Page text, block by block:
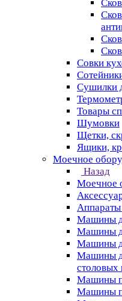
Совки
Сушилки
Товары
Шумовки
Щетки,
Ящики,
Моечное
Назад
Моечное
Аппараты
Машины
Машины
Машины
Машины
столовых
Машины
Машины